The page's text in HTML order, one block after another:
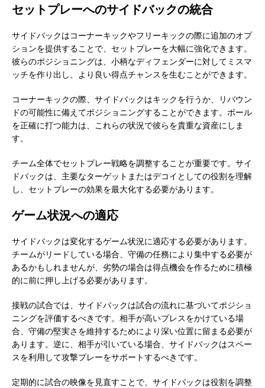
セットプレーへのサイドバックの統合
サイドバックはコーナーキックやフリーキックの際に追加のオプ
ションを提供することで、セットプレーを大幅に強化できます。
彼らのポジショニングは、小柄なディフェンダーに対してミスマ
ッチを作り出し、より良い得点チャンスを生むことができます。
コーナーキックの際、サイドバックはキックを行うか、リバウン
ドの可能性に備えてポジショニングすることができます。ボール
を正確に打つ能力は、これらの状況で彼らを貴重な資産にしま
す。
チーム全体でセットプレー戦略を調整することが重要です。サイ
ドバックは、主要なターゲットまたはデコイとしての役割を理解
し、セットプレーの効果を最大化する必要があります。
ゲーム状況への適応
サイドバックは変化するゲーム状況に適応する必要があります。
チームがリードしている場合、守備の任務により集中する必要が
あるかもしれませんが、劣勢の場合は得点機会を作るために積極
的に前に押し上げる必要があります。
接戦の試合では、サイドバックは試合の流れに基づいてポジショ
ニングを評価するべきです。相手が高いプレスをかけている場
合、守備の堅実さを維持するためにより深い位置に留まる必要が
あります。逆に、相手が引いている場合、サイドバックはスペー
スを利用して攻撃プレーをサポートするべきです。
定期的に試合の映像を見直すことで、サイドバックは役割を調整